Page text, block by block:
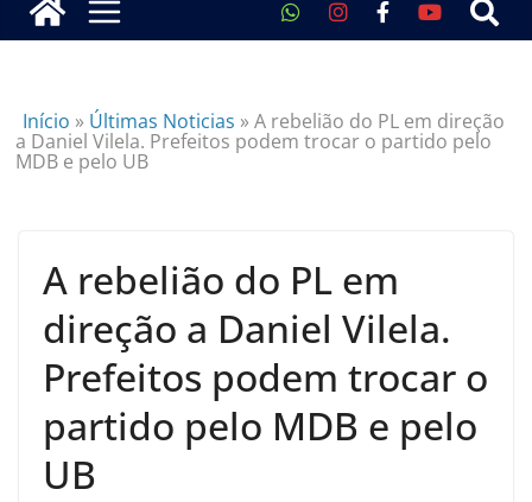
Início » Últimas Noticias »A rebelião do PL em direção
a Daniel Vilela. Prefeitos podem trocar o partido pelo
MDB e pelo UB
A rebelião do PL em
direção a Daniel Vilela.
Prefeitos podem trocar o
partido pelo MDB e pelo
UB